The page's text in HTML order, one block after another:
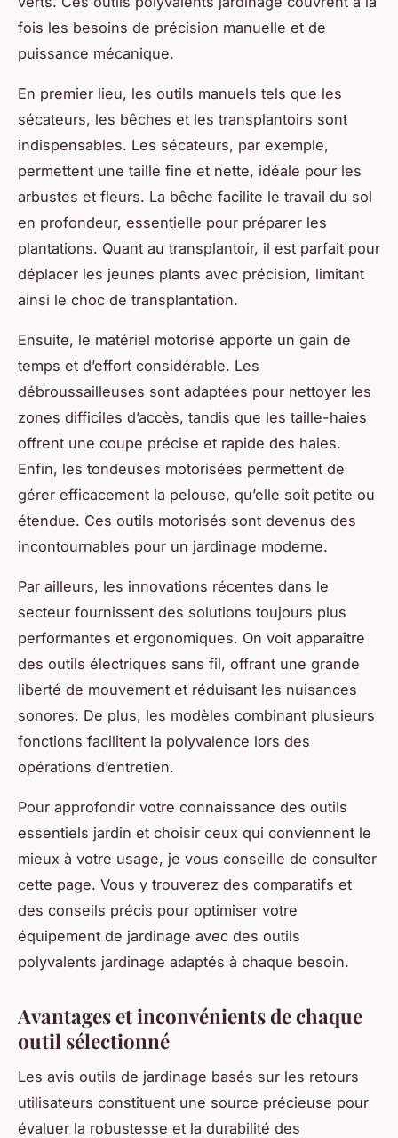
fois les besoins de précision manuelle et de
puissance mécanique.
En premier lieu, les outils manuels tels que les
sécateurs, les bêches et les transplantoirs sont
indispensables. Les sécateurs, par exemple,
permettent une taille fine et nette, idéale pour les
arbustes et fleurs. La bêche facilite le travail du sol
en profondeur, essentielle pour préparer les
plantations. Quant au transplantoir, il est parfait pour
déplacer les jeunes plants avec précision, limitant
ainsi le choc de transplantation.
Ensuite, le matériel motorisé apporte un gain de
temps et d’effort considérable. Les
débroussailleuses sont adaptées pour nettoyer les
zones difficiles d’accès, tandis que les taille-haies
offrent une coupe précise et rapide des haies.
Enfin, les tondeuses motorisées permettent de
gérer efficacement la pelouse, qu’elle soit petite ou
étendue. Ces outils motorisés sont devenus des
incontournables pour un jardinage moderne.
Par ailleurs, les innovations récentes dans le
secteur fournissent des solutions toujours plus
performantes et ergonomiques. On voit apparaître
des outils électriques sans fil, offrant une grande
liberté de mouvement et réduisant les nuisances
sonores. De plus, les modèles combinant plusieurs
fonctions facilitent la polyvalence lors des
opérations d’entretien.
Pour approfondir votre connaissance des outils
essentiels jardin et choisir ceux qui conviennent le
mieux à votre usage, je vous conseille de consulter
cette page. Vous y trouverez des comparatifs et
des conseils précis pour optimiser votre
équipement de jardinage avec des outils
polyvalents jardinage adaptés à chaque besoin.
Avantages et inconvénients de chaque
outil sélectionné
Les avis outils de jardinage basés sur les retours
utilisateurs constituent une source précieuse pour
évaluer la robustesse et la durabilité des